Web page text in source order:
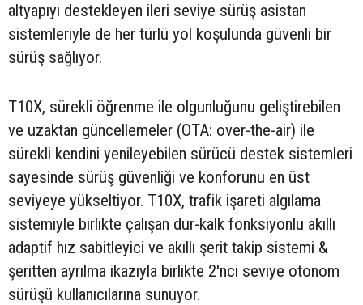
altyapıyı destekleyen ileri seviye sürüş asistan
sistemleriyle de her türlü yol koşulunda güvenli bir
sürüş sağlıyor.
T10X, sürekli öğrenme ile olgunluğunu geliştirebilen
ve uzaktan güncellemeler (OTA: over-the-air) ile
sürekli kendini yenileyebilen sürücü destek sistemleri
sayesinde sürüş güvenliği ve konforunu en üst
seviyeye yükseltiyor. T10X, trafik işareti algılama
sistemiyle birlikte çalışan dur-kalk fonksiyonlu akıllı
adaptif hız sabitleyici ve akıllı şerit takip sistemi &
şeritten ayrılma ikazıyla birlikte 2'nci seviye otonom
sürüşü kullanıcılarına sunuyor.